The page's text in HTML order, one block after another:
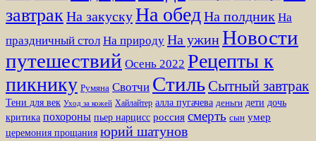
завтракНа закускуНа обедНа полдник На
праздничный стол На природу На ужинНовости
путешествий Осень 2022 Рецепты к
пикнику Румяна Свотчи СтильСытный завтрак
Тени для век Уход за кожей Хайлайтер алла пугачева деньги дети дочь
критика похороны пьер нарцисс россия смерть сын умер
церемония прощания юрий шатунов